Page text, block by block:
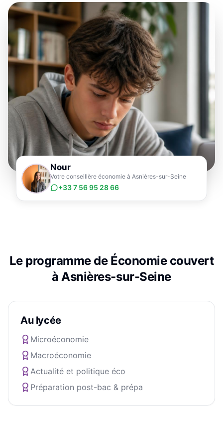
Nour
Votre conseillère économie à Asnières-sur-Seine
+33 7 56 95 28 66
Le programme de Économiecouvert
àAsnières-sur-Seine
Au lycée
Microéconomie
Macroéconomie
Actualité et politique éco
Préparation post-bac & prépa